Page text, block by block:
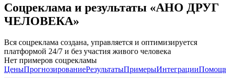
Соцреклама и результаты «АНО ДРУГ
ЧЕЛОВЕКА»
Вся соцреклама создана, управляется и оптимизируется
платформой 24/7 и без участия живого человека
Нет примеров соцрекламы
ЦеныПрогнозированиеРезультатыПримерыИнтеграции